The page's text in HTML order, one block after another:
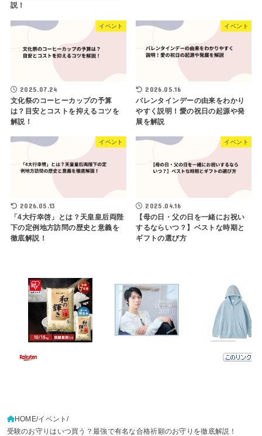
説！
イベント
2025.07.24
文化祭のコーヒーカップの予算
は？目安とコストを抑えるコツを
解説！
イベント
2026.05.16
バレンタインデーの由来をわかり
やすく説明！愛の祝日の起源や発
展を解説
イベント
2026.05.13
「4大行幸啓」とは？天皇皇后両陛
下の定例地方訪問の歴史と意義を
徹底解説！
イベント
2025.04.16
【母の日・父の日を一緒にお祝い
するならいつ？】ベストな時期と
ギフトの選び方
HOME イベント
受験のお守りはいつ買う？最強で有名な合格祈願のお守りを徹底解説！